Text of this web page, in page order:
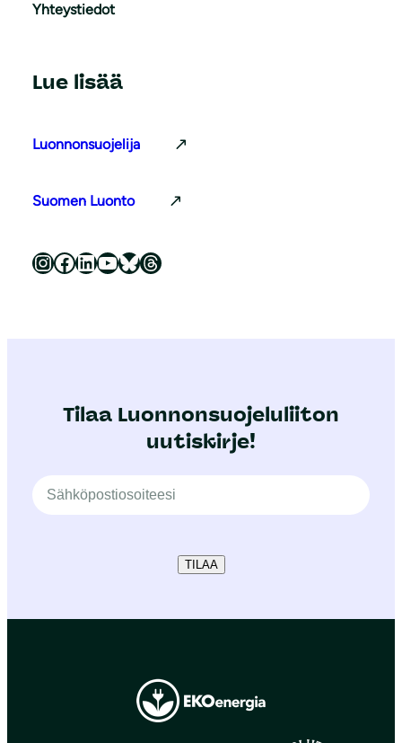
Yhteystiedot
Lue lisää
Luonnonsuojelija
Suomen Luonto
Luonnonsuojeluliitto Instagramissa Luonnonsuojeluliitto Facebookissa Luonnonsuojeluliitto LinkedInissä Luonnonsuojeluliiton YouTube-kanava Luonnonsuojeluliitto Blueskyssa Luonnonsuojeluliitto Threadsissa
Tilaa Luonnonsuojeluliiton
uutiskirje!
TILAA